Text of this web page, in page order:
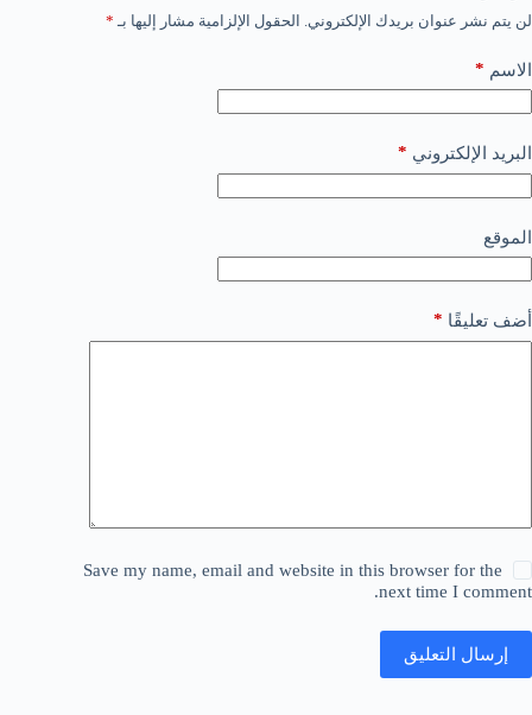
لن يتم نشر عنوان بريدك الإلكتروني. الحقول الإلزامية مشار إليها بـ *
الاسم *
البريد الإلكتروني *
الموقع
أضف تعليقًا *
Save my name, email and website in this browser for the
next time I comment.
إرسال التعليق